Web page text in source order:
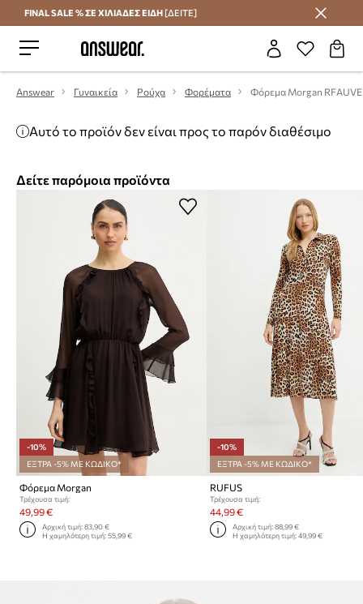
Εξοικονομήστε με το Answear Club
FINAL SALE % ΣΕ ΧΙΛΙΑΔΕΣ ΕΙΔΗ [ΔΕΙΤΕ]
Answear Γυναικεία Ρούχα Φορέματα Φόρεμα Morgan RFAUVE
Αυτό το προϊόν δεν είναι προς το παρόν διαθέσιμο
Δείτε παρόμοια προϊόντα
-10%
ΕΞΤΡΑ -5% ΜΕ ΚΩΔΙΚΟ*
Φόρεμα Morgan
Τρέχουσα τιμή:
49,99 €
Αρχική τιμή:83,90 €
Η χαμηλότερη τιμή:55,99 €
-10%
ΕΞΤΡΑ -5% ΜΕ ΚΩΔΙΚΟ*
RUFUS
Τρέχουσα τιμή:
44,99 €
Αρχική τιμή: 88,99 €
Η χαμηλότερη τιμή: 49,99 €